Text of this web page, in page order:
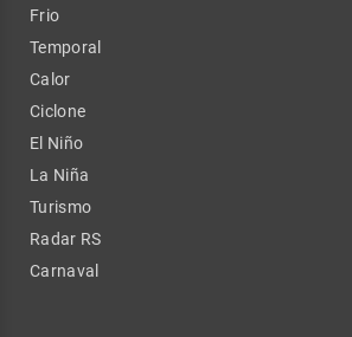
Frio
Temporal
Calor
Ciclone
El Niño
La Niña
Turismo
Radar RS
Carnaval